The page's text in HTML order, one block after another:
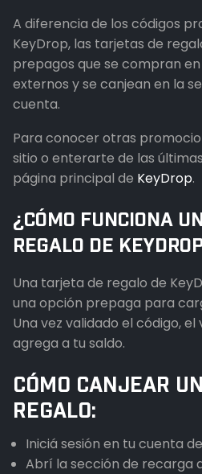
A diferencia de los códigos
KeyDrop, las tarjetas de
prepagos que se compran
externos y se canjean en la
cuenta.
Para conocer otras
sitio o enterarte de las
página principal de KeyDrop.
¿CÓMO FUNCIONA
REGALO DE
Una tarjeta de regalo de
una opción prepaga para
Una vez validado el código,
agrega a tu saldo.
CÓMO CANJEAR
REGALO:
Iniciá sesión en tu cuenta
Abrí la sección de recarga